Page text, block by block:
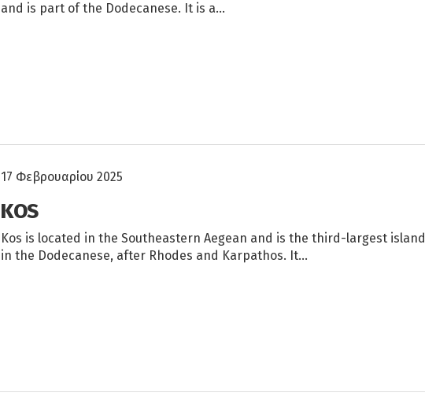
and is part of the Dodecanese. It is a…
17 Φεβρουαρίου 2025
KOS
Kos is located in the Southeastern Aegean and is the third-largest island
in the Dodecanese, after Rhodes and Karpathos. It…